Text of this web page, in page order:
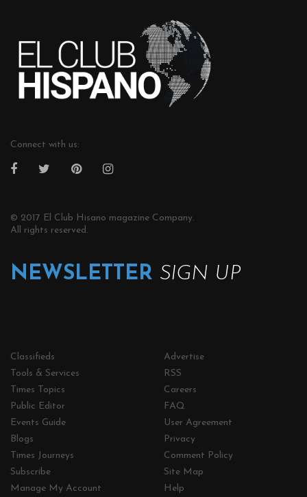
Connect with us:
© 2017 El Club Hisano magazine Company.
All rights reserved.
NEWSLETTER SIGN UP
Classifieds
Tools & Services
Times Topics
Public Editor
Events Guide
Blogs
Times Journeys
Subscribe
Manage My Account
Advertise
RSS
Careers
FAQ
User Agreement
Privacy
Comment Policy
Site Map
Help